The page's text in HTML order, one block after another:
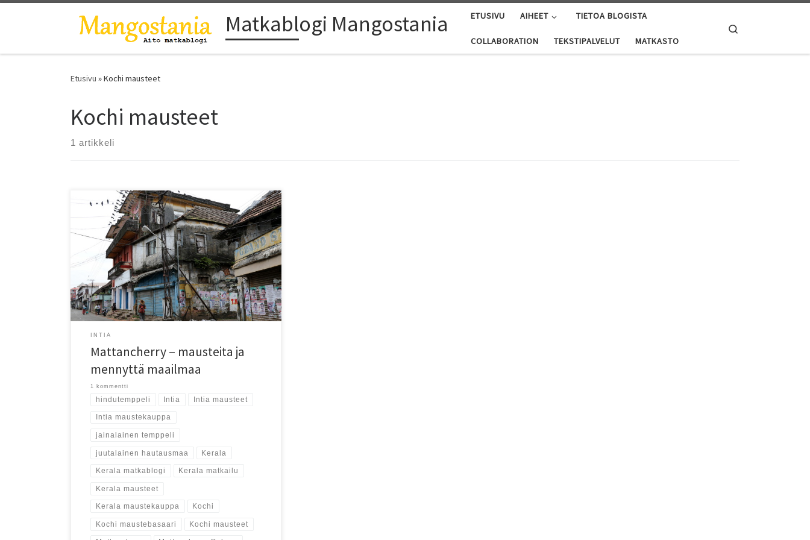
Matkablogi Mangostania ETUSIVU AIHEET TIETOA BLOGISTA
COLLABORATION TEKSTIPALVELUT MATKASTO
Etusivu »Kochi mausteet
Kochi mausteet
1 artikkeli
Pidätkö rappioromantiikasta? Niin minäkin! Kochin
Mattancherry sopii juuri meidänlaisillemme. Mutta
maustekaupasta siellä on jäljellä enää pienet rippeet.
INTIA
Mattancherry – mausteita ja
mennyttä maailmaa
1 kommentti
hindutemppeli Intia Intia mausteet
Intia maustekauppa
jainalainen temppeli
juutalainen hautausmaa Kerala
Kerala matkablogi Kerala matkailu
Kerala mausteet
Kerala maustekauppa Kochi
Kochi maustebasaari Kochi mausteet